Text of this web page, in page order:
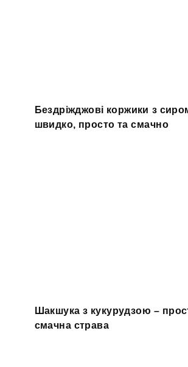
Бездріжджові коржики з
швидко, просто та смачно
Шакшука з кукурудзою –
смачна страва